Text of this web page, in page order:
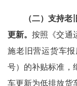
（二）支持
更新。按照《交通
施老旧营运货车
号）的补贴标准，
车更新为低排放货